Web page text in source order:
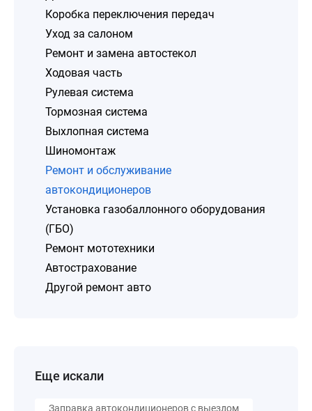
Коробка переключения передач
Уход за салоном
Ремонт и замена автостекол
Ходовая часть
Рулевая система
Тормозная система
Выхлопная система
Шиномонтаж
Ремонт и обслуживание
автокондиционеров
Установка газобаллонного оборудования
(ГБО)
Ремонт мототехники
Автострахование
Другой ремонт авто
Еще искали
Заправка автокондиционеров с выездом